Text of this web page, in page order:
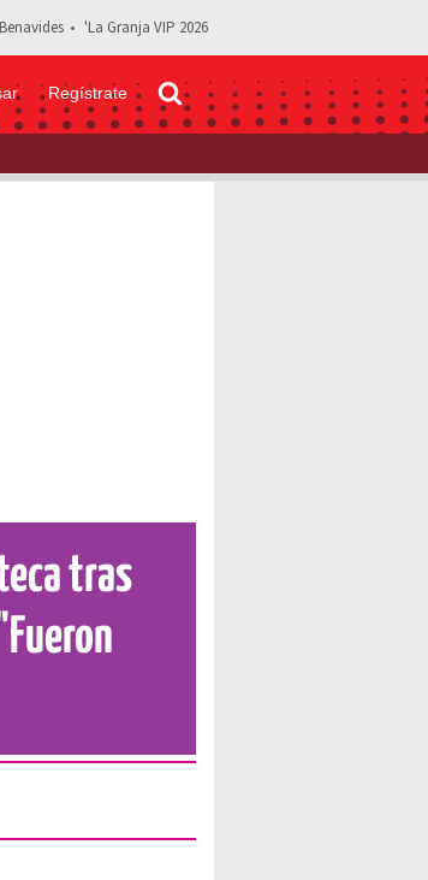
'La Granja VIP 2026
Regístrate
Rivera: "Fueron comentarios delicados"
tras